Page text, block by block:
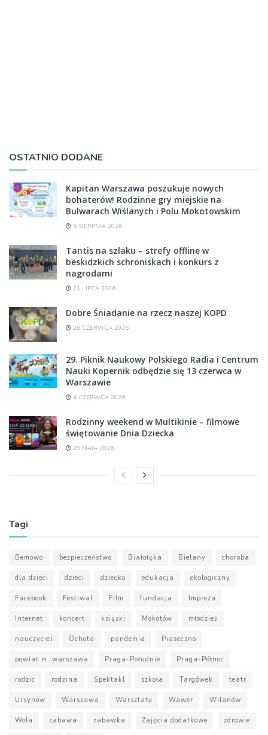
OSTATNIO DODANE
Kapitan Warszawa poszukuje nowych
bohaterów! Rodzinne gry miejskie na
Bulwarach Wiślanych i Polu Mokotowskim
5 SIERPNIA 2026
Tantis na szlaku – strefy offline w
beskidzkich schroniskach i konkurs z
nagrodami
21 LIPCA 2026
Dobre Śniadanie na rzecz naszej KOPD
28 CZERWCA 2026
29. Piknik Naukowy Polskiego Radia i Centrum
Nauki Kopernik odbędzie się 13 czerwca w
Warszawie
4 CZERWCA 2026
Rodzinny weekend w Multikinie – filmowe
świętowanie Dnia Dziecka
29 MAJA 2026
Tagi
Bemowo bezpieczeństwo Białołęka Bielany choroba
dla dzieci dzieci dziecko edukacja ekologiczny
Facebook Festiwal Film fundacja Impreza
Internet koncert książki Mokotów młodzież
nauczyciel Ochota pandemia Piaseczno
powiat m. warszawa Praga-Południe Praga-Północ
rodzic rodzina Spektakl szkoła Targówek teatr
Ursynów Warszawa Warsztaty Wawer Wilanów
Wola zabawa zabawka Zajęcia dodatkowe zdrowie